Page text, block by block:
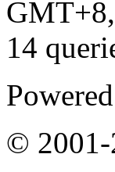
14
© 2001-